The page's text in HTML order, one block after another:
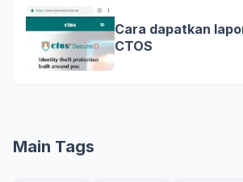
Cara dapatkan
CTOS
Main Tags